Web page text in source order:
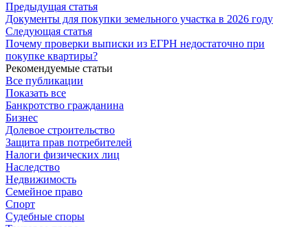
Предыдущая статья
Документы для покупки земельного участка в 2026 году
Следующая статья
Почему проверки выписки из ЕГРН недостаточно при
покупке квартиры?
Рекомендуемые статьи
Все публикации
Показать все
Банкротство гражданина
Бизнес
Долевое строительство
Защита прав потребителей
Налоги физических лиц
Наследство
Недвижимость
Семейное право
Спорт
Судебные споры